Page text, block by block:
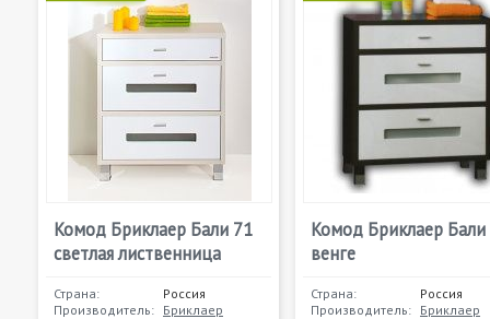
Комод Бриклаер Бали 71
светлая лиственница
Страна:
Россия
Производитель: Бриклаер
Комод Бриклаер Бали
венге
Страна:
Россия
Производитель: Бриклаер